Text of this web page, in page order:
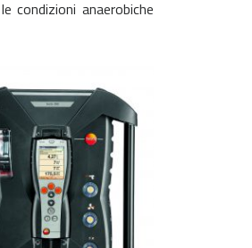
condizioni anaerobiche